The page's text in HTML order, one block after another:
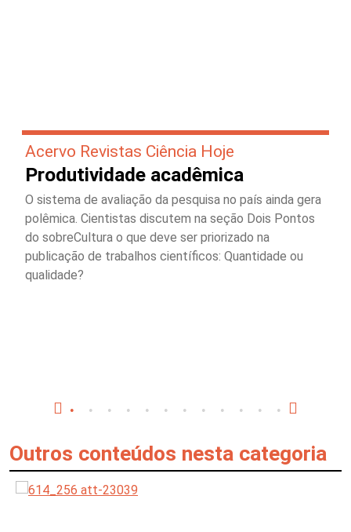
Acervo Revistas Ciência Hoje
Produtividade acadêmica
O sistema de avaliação da pesquisa no país ainda gera
polêmica. Cientistas discutem na seção Dois Pontos
do sobreCultura o que deve ser priorizado na
publicação de trabalhos científicos: Quantidade ou
qualidade?
Outros conteúdos nesta categoria